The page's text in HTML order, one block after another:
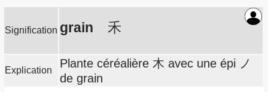
Signification grain 禾
Explication
Plante céréalière 木 avec une épi ノ
de grain